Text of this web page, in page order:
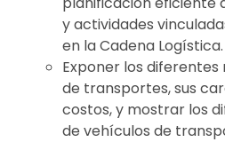
y actividades
en la Cadena Logística.
Exponer los diferentes
de transportes, sus
costos, y mostrar los
de vehículos de